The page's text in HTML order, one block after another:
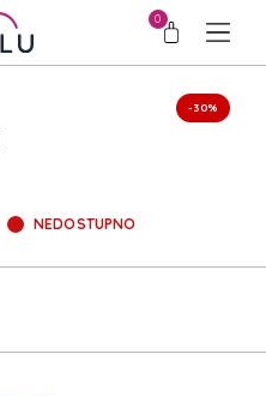
0
-30%
NEDOSTUPNO